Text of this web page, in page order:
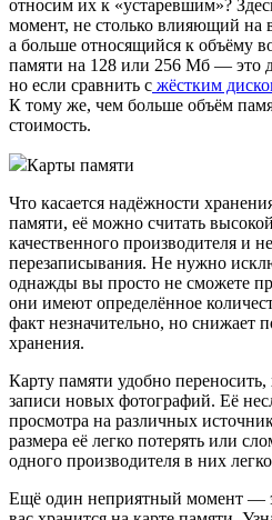
относим их к «устаревшим»?
момент, не столько влияющий на
а больше относящийся к объёму
памяти на 128 или 256 Мб — это
но если сравнить с жёстким
К тому же, чем больше объём
стоимость.
Карты памяти
Что касается надёжности
памяти, её можно считать
качественного производителя и
перезаписывания. Не нужно
однажды вы просто не сможете
они имеют определённое
факт незначительно, но снижает
хранения.
Карту памяти удобно переносить,
записи новых фотографий. Её
просмотра на различных
размера её легко потерять или
одного производителя в них легко
Ещё один неприятный момент —